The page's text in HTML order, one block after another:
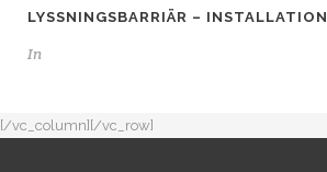
LYSSNINGSBARRIÄR – INSTALLATION
In
[/vc_column][/vc_row]